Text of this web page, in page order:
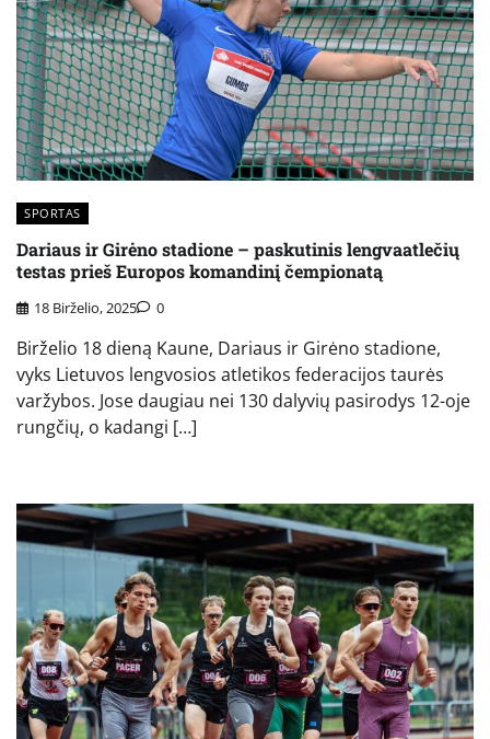
SPORTAS
Dariaus ir Girėno stadione – paskutinis lengvaatlečių
testas prieš Europos komandinį čempionatą
18 Birželio, 2025 0
Birželio 18 dieną Kaune, Dariaus ir Girėno stadione,
vyks Lietuvos lengvosios atletikos federacijos taurės
varžybos. Jose daugiau nei 130 dalyvių pasirodys 12-oje
rungčių, o kadangi […]